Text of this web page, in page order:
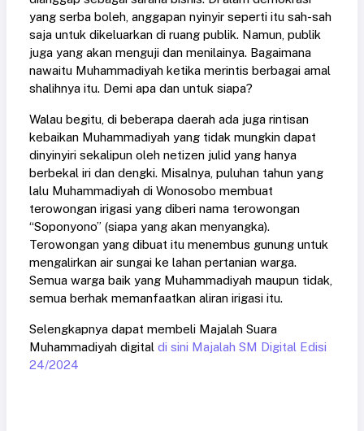
yang serba boleh, anggapan nyinyir seperti itu sah-sah
saja untuk dikeluarkan di ruang publik. Namun, publik
juga yang akan menguji dan menilainya. Bagaimana
nawaitu Muhammadiyah ketika merintis berbagai amal
shalihnya itu. Demi apa dan untuk siapa?
Walau begitu, di beberapa daerah ada juga rintisan
kebaikan Muhammadiyah yang tidak mungkin dapat
dinyinyiri sekalipun oleh netizen julid yang hanya
berbekal iri dan dengki. Misalnya, puluhan tahun yang
lalu Muhammadiyah di Wonosobo membuat
terowongan irigasi yang diberi nama terowongan
“Soponyono” (siapa yang akan menyangka).
Terowongan yang dibuat itu menembus gunung untuk
mengalirkan air sungai ke lahan pertanian warga.
Semua warga baik yang Muhammadiyah maupun tidak,
semua berhak memanfaatkan aliran irigasi itu.
Selengkapnya dapat membeli Majalah Suara
Muhammadiyah digital di sini Majalah SM Digital Edisi
24/2024